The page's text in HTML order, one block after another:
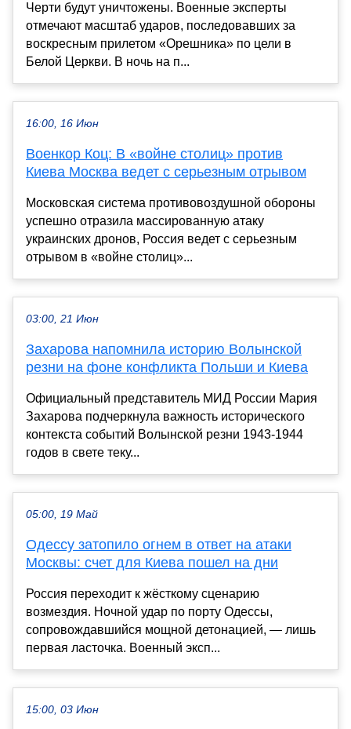
Черти будут уничтожены. Военные эксперты
отмечают масштаб ударов, последовавших за
воскресным прилетом «Орешника» по цели в
Белой Церкви. В ночь на п...
16:00, 16 Июн
Военкор Коц: В «войне столиц» против
Киева Москва ведет с серьезным отрывом
Московская система противовоздушной обороны
успешно отразила массированную атаку
украинских дронов, Россия ведет с серьезным
отрывом в «войне столиц»...
03:00, 21 Июн
Захарова напомнила историю Волынской
резни на фоне конфликта Польши и Киева
Официальный представитель МИД России Мария
Захарова подчеркнула важность исторического
контекста событий Волынской резни 1943-1944
годов в свете теку...
05:00, 19 Май
Одессу затопило огнем в ответ на атаки
Москвы: счет для Киева пошел на дни
Россия переходит к жёсткому сценарию
возмездия. Ночной удар по порту Одессы,
сопровождавшийся мощной детонацией, — лишь
первая ласточка. Военный эксп...
15:00, 03 Июн